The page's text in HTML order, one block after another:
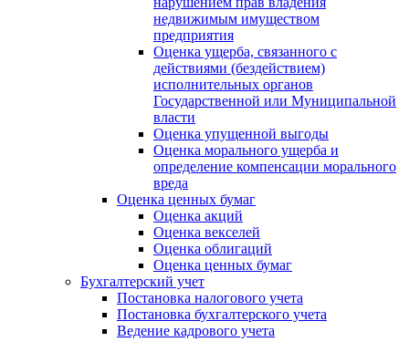
недвижимым имуществом
предприятия
Оценка ущерба, связанного с
действиями (бездействием)
исполнительных органов
Государственной или Муниципальной
власти
Оценка упущенной выгоды
Оценка морального ущерба и
определение компенсации морального
вреда
Оценка ценных бумаг
Оценка акций
Оценка векселей
Оценка облигаций
Оценка ценных бумаг
Бухгалтерский учет
Постановка налогового учета
Постановка бухгалтерского учета
Ведение кадрового учета